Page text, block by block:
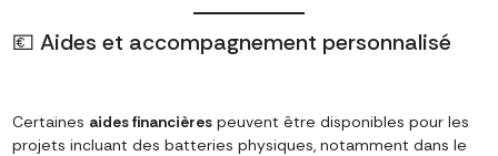
💶 Aides et accompagnement personnalisé
Certaines aides financièrespeuvent être disponibles pour les
projets incluant des batteries physiques, notamment dans le